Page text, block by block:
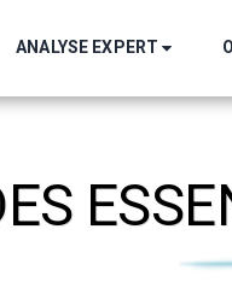
ANALYSE EXPERT